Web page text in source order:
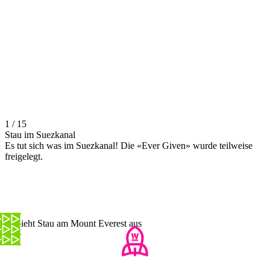
1 / 15
Stau im Suezkanal
Es tut sich was im Suezkanal! Die «Ever Given» wurde teilweise
freigelegt.
So sieht Stau am Mount Everest aus